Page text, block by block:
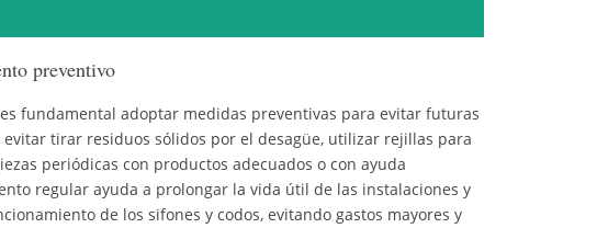
preventivo
fundamental adoptar medidas preventivas para evitar futuras
tirar residuos sólidos por el desagüe, utilizar rejillas para
periódicas con productos adecuados o con ayuda
regular ayuda a prolongar la vida útil de las instalaciones y
de los sifones y codos, evitando gastos mayores y